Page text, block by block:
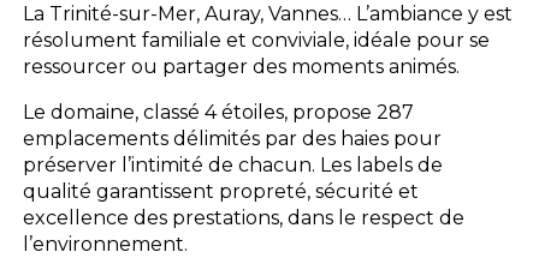
La Trinité-sur-Mer, Auray, Vannes… L’ambiance y est
résolument familiale et conviviale, idéale pour se
ressourcer ou partager des moments animés.
Le domaine, classé 4 étoiles, propose 287
emplacements délimités par des haies pour
préserver l’intimité de chacun. Les labels de
qualité garantissent propreté, sécurité et
excellence des prestations, dans le respect de
l’environnement.